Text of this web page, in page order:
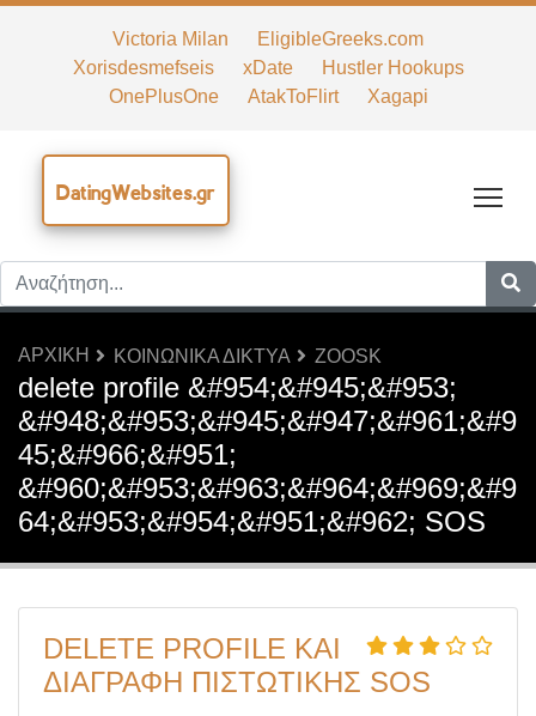
Victoria Milan
EligibleGreeks.com
Xorisdesmefseis
xDate
Hustler Hookups
OnePlusOne
AtakToFlirt Xagapi
DatingWebsites.gr
ΑΡΧΙΚΉ ΚΟΙΝΩΝΙΚΆ ΔΊΚΤΥΑ ZOOSK
delete profile &#954;&#945;&#953;
&#948;&#953;&#945;&#947;&#961;&#9
45;&#966;&#951;
&#960;&#953;&#963;&#964;&#969;&#9
64;&#953;&#954;&#951;&#962; SOS
DELETE PROFILE ΚΑΙ
ΔΙΑΓΡΑΦΗ ΠΙΣΤΩΤΙΚΗΣ SOS